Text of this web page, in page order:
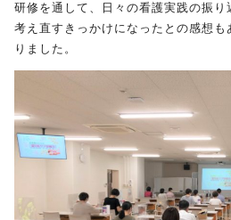
採用担当の方へ
研修を通して、日々の看護実践の振
考え直すきっかけになったとの感想
りました。